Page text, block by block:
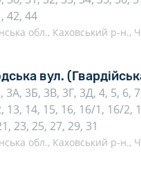
42, 44
обл., Каховський р-н.,
вул.
3А, 3Б, 3В, 3Г, 3Д, 4, 5, 6,
13, 14, 15, 16, 16/1, 16/2,
23, 25, 27, 29, 31
обл., Каховський р-н.,